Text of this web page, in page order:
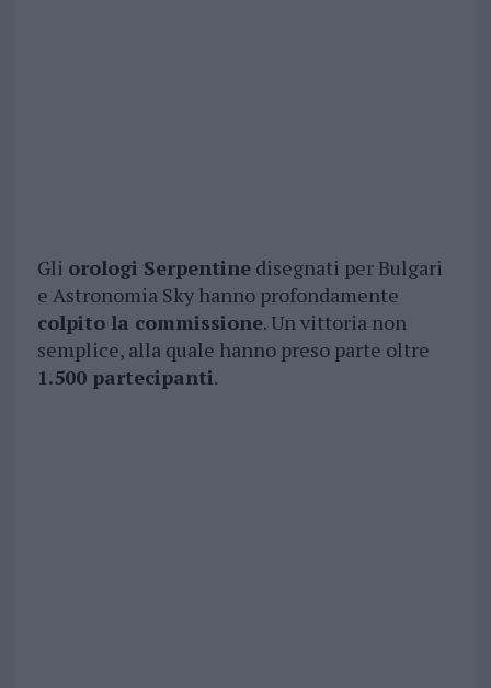
Gli orologi Serpentinedisegnati per Bulgari
e Astronomia Sky hanno profondamente
colpito la commissione. Un vittoria non
semplice, alla quale hanno preso parte oltre
1.500 partecipanti.